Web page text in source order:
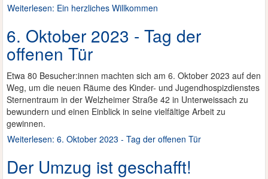
Weiterlesen: Ein herzliches Willkommen
6. Oktober 2023 - Tag der
offenen Tür
Etwa 80 Besucher:innen machten sich am 6. Oktober 2023 auf den
Weg, um die neuen Räume des Kinder- und Jugendhospizdienstes
Sternentraum in der Welzheimer Straße 42 in Unterweissach zu
bewundern und einen Einblick in seine vielfältige Arbeit zu
gewinnen.
Weiterlesen: 6. Oktober 2023 - Tag der offenen Tür
Der Umzug ist geschafft!